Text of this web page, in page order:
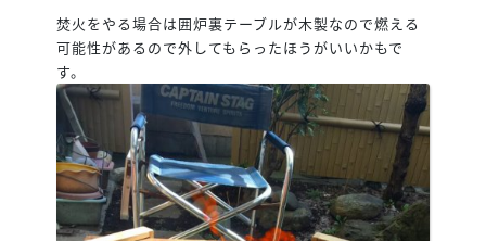
焚火をやる場合は囲炉裏テーブルが木製なので燃える
可能性があるので外してもらったほうがいいかもで
す。